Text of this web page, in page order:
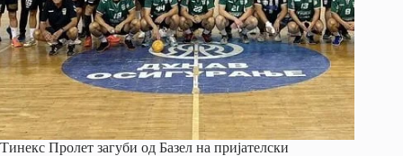
Тинекс Пролет загуби од Базел на пријателски